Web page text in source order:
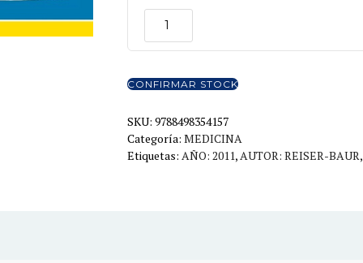
DIAGNOSTICO
POR
IMAGEN
SISTEMA
MUSCULOESQUELETICO
cantidad
CONFIRMAR STOCK
SKU: 9788498354157
Categoría: MEDICINA
Etiquetas: AÑO: 2011,AUTOR: REISER-BAUR,